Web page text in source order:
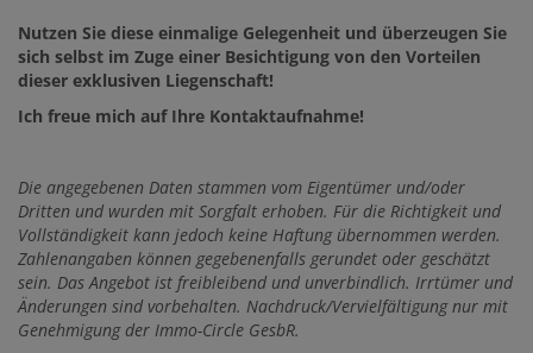
Nutzen Sie diese einmalige Gelegenheit und überzeugen Sie
sich selbst im Zuge einer Besichtigung von den Vorteilen
dieser exklusiven Liegenschaft!
Ich freue mich auf Ihre Kontaktaufnahme!
Die angegebenen Daten stammen vom Eigentümer und/oder
Dritten und wurden mit Sorgfalt erhoben. Für die Richtigkeit und
Vollständigkeit kann jedoch keine Haftung übernommen werden.
Zahlenangaben können gegebenenfalls gerundet oder geschätzt
sein. Das Angebot ist freibleibend und unverbindlich. Irrtümer und
Änderungen sind vorbehalten. Nachdruck/Vervielfältigung nur mit
Genehmigung der Immo-Circle GesbR.